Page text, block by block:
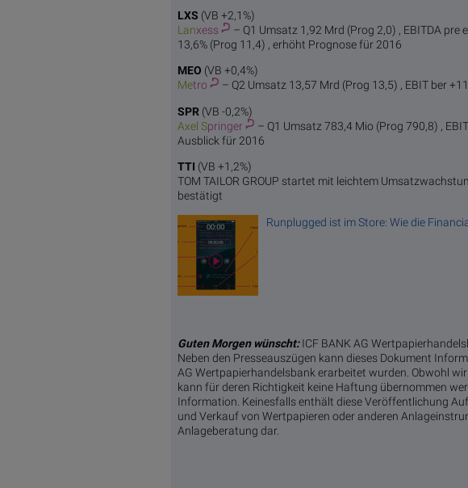
LXS (VB +2,1%)
Lanxess
– Q1 Umsatz 1,92 Mrd (Prog 2,0) , EBITDA pre
13,6% (Prog 11,4) , erhöht Prognose für 2016
MEO (VB +0,4%)
Metro – Q2 Umsatz 13,57 Mrd (Prog 13,5) , EBIT ber
SPR(VB -0,2%)
Axel Springer
– Q1 Umsatz 783,4 Mio (Prog 790,8) ,
Ausblick für 2016
TTI (VB +1,2%)
TOM TAILOR GROUP startet mit leichtem
bestätigt
Runplugged ist im Store: Wie die
Guten Morgen wünscht: ICF BANK AG
Neben den Presseauszügen kann dieses Dokument
AG Wertpapierhandelsbank erarbeitet wurden. Obwohl
kann für deren Richtigkeit keine Haftung übernommen
Information. Keinesfalls enthält diese Veröffentlichung
und Verkauf von Wertpapieren oder anderen
Anlageberatung dar.